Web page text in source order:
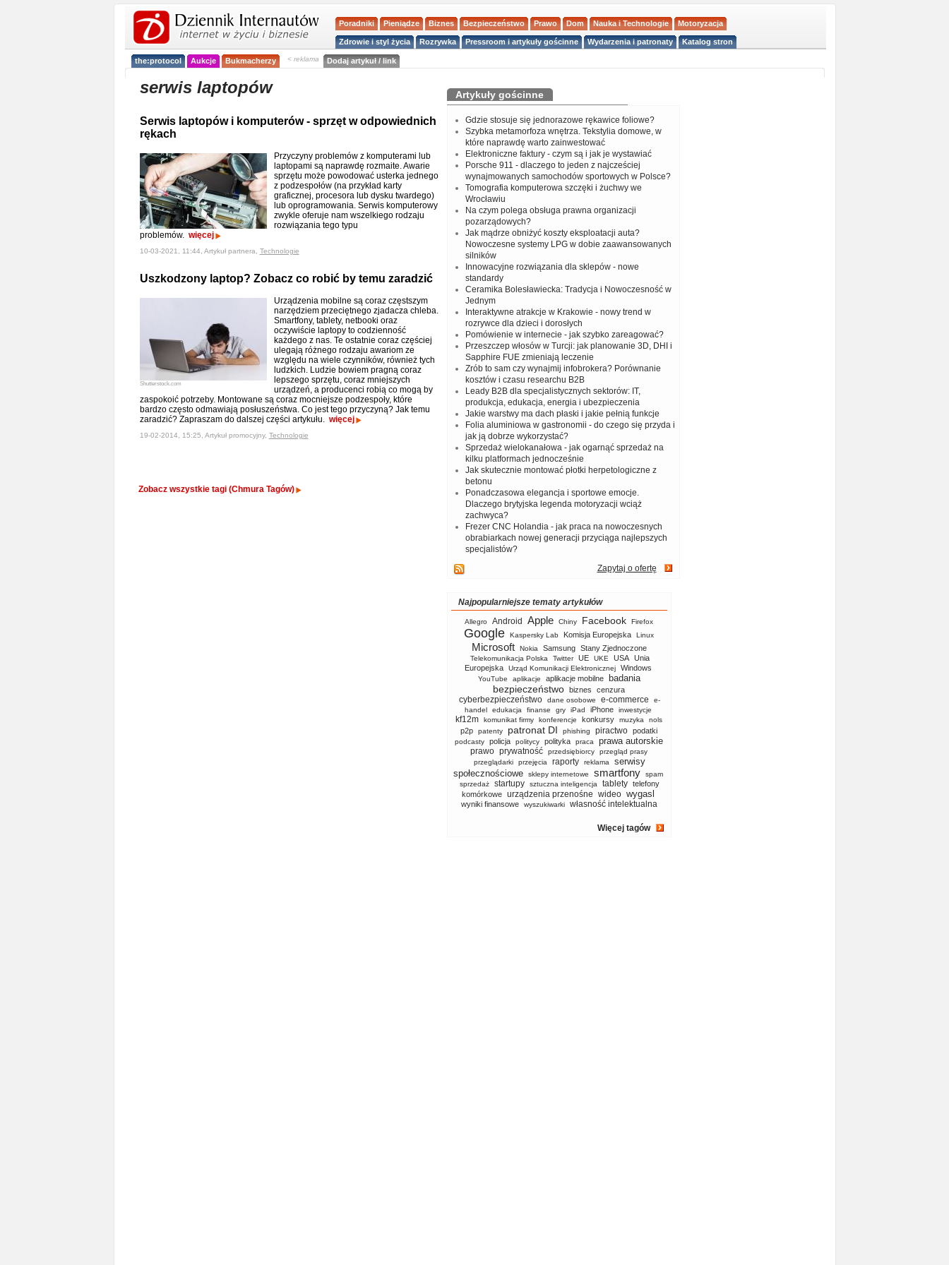
Poradniki Pieniądze Biznes Bezpieczeństwo Prawo Dom Nauka i Technologie Motoryzacja
Zdrowie i styl życia Rozrywka Pressroom i artykuły gościnne Wydarzenia i patronaty Katalog stron
the:protocol Aukcje Bukmacherzy < reklama Dodaj artykuł / link
serwis laptopów
Serwis laptopów i komputerów - sprzęt w odpowiednich
rękach
Przyczyny problemów z komputerami lub
laptopami są naprawdę rozmaite. Awarie
sprzętu może powodować usterka jednego
z podzespołów (na przykład karty
graficznej, procesora lub dysku twardego)
lub oprogramowania. Serwis komputerowy
zwykle oferuje nam wszelkiego rodzaju
rozwiązania tego typu
problemów. więcej
10-03-2021, 11:44, Artykuł partnera, Technologie
Uszkodzony laptop? Zobacz co robić by temu zaradzić
Shutterstock.com
Urządzenia mobilne są coraz częstszym
narzędziem przeciętnego zjadacza chleba.
Smartfony, tablety, netbooki oraz
oczywiście laptopy to codzienność
każdego z nas. Te ostatnie coraz częściej
ulegają różnego rodzaju awariom ze
względu na wiele czynników, również tych
ludzkich. Ludzie bowiem pragną coraz
lepszego sprzętu, coraz mniejszych
urządzeń, a producenci robią co mogą by
zaspokoić potrzeby. Montowane są coraz mocniejsze podzespoły, które
bardzo często odmawiają posłuszeństwa. Co jest tego przyczyną? Jak temu
zaradzić? Zapraszam do dalszej części artykułu. więcej
19-02-2014, 15:25, Artykuł promocyjny, Technologie
Zobacz wszystkie tagi (Chmura Tagów)
Artykuły gościnne
Gdzie stosuje się jednorazowe rękawice foliowe?
Szybka metamorfoza wnętrza. Tekstylia domowe, w
które naprawdę warto zainwestować
Elektroniczne faktury - czym są i jak je wystawiać
Porsche 911 - dlaczego to jeden z najcześciej
wynajmowanych samochodów sportowych w Polsce?
Tomografia komputerowa szczęki i żuchwy we
Wrocławiu
Na czym polega obsługa prawna organizacji
pozarządowych?
Jak mądrze obniżyć koszty eksploatacji auta?
Nowoczesne systemy LPG w dobie zaawansowanych
silników
Innowacyjne rozwiązania dla sklepów - nowe
standardy
Ceramika Bolesławiecka: Tradycja i Nowoczesność w
Jednym
Interaktywne atrakcje w Krakowie - nowy trend w
rozrywce dla dzieci i dorosłych
Pomówienie w internecie - jak szybko zareagować?
Przeszczep włosów w Turcji: jak planowanie 3D, DHI i
Sapphire FUE zmieniają leczenie
Zrób to sam czy wynajmij infobrokera? Porównanie
kosztów i czasu researchu B2B
Leady B2B dla specjalistycznych sektorów: IT,
produkcja, edukacja, energia i ubezpieczenia
Jakie warstwy ma dach płaski i jakie pełnią funkcje
Folia aluminiowa w gastronomii - do czego się przyda i
jak ją dobrze wykorzystać?
Sprzedaż wielokanałowa - jak ogarnąć sprzedaż na
kilku platformach jednocześnie
Jak skutecznie montować płotki herpetologiczne z
betonu
Ponadczasowa elegancja i sportowe emocje.
Dlaczego brytyjska legenda motoryzacji wciąż
zachwyca?
Frezer CNC Holandia - jak praca na nowoczesnych
obrabiarkach nowej generacji przyciąga najlepszych
specjalistów?
Zapytaj o ofertę
Najpopularniejsze tematy artykułów
Allegro Android Apple Chiny Facebook Firefox
Google Kaspersky Lab Komisja Europejska Linux
Microsoft Nokia Samsung Stany Zjednoczone
Telekomunikacja Polska Twitter UE UKE USA
Unia
Europejska
Urząd Komunikacji Elektronicznej Windows
YouTube aplikacje aplikacje mobilne badania
bezpieczeństwo biznes cenzura
cyberbezpieczeństwo dane osobowe e-commerce
e-
handel
edukacja finanse gry iPad iPhone inwestycje
kf12m komunikat firmy konferencje konkursy muzyka nols
p2p patenty patronat DI phishing piractwo podatki
podcasty policja politycy polityka praca prawa autorskie
prawo prywatność przedsiębiorcy
przegląd prasy
przeglądarki
przejęcia raporty reklama
serwisy
społecznościowe
sklepy internetowe smartfony
spam
sprzedaż
startupy sztuczna inteligencja tablety telefony
komórkowe urządzenia przenośne wideo wygasl
wyniki finansowe wyszukiwarki własność intelektualna
Więcej tagów